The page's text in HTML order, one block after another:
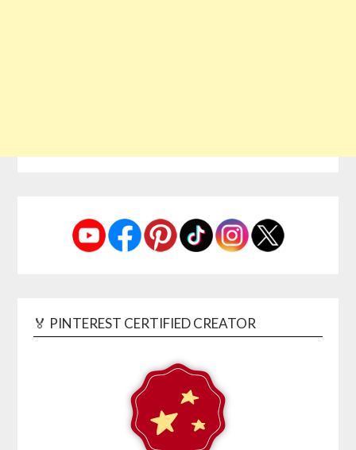
🏅 PINTEREST CERTIFIED CREATOR